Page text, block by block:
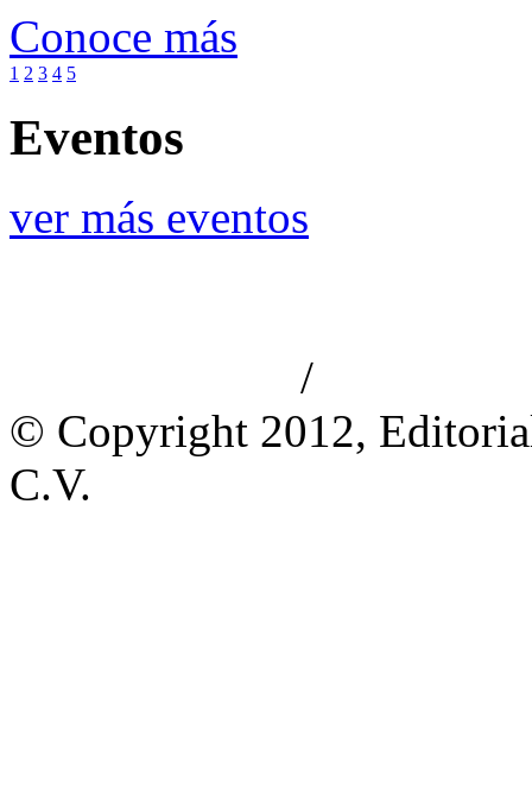
Conoce más
1 2 3 4 5
Eventos
ver más eventos
/
© Copyright 2012,
C.V.